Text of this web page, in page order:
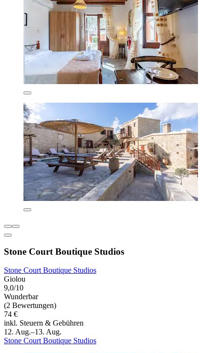
Stone Court Boutique Studios
Stone Court Boutique Studios
Giolou
9,0/10
Wunderbar
(2 Bewertungen)
74 €
inkl. Steuern & Gebühren
12. Aug.–13. Aug.
Stone Court Boutique Studios